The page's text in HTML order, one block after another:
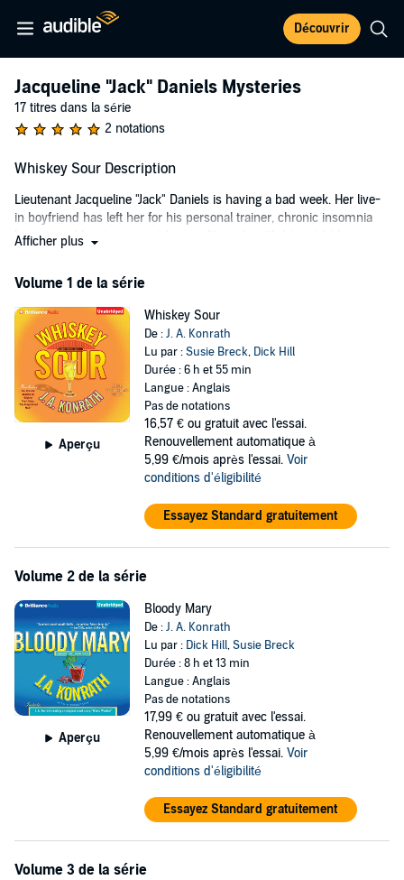
Découvrir
Jacqueline "Jack" Daniels Mysteries
17 titres dans la série
2 notations
Whiskey Sour Description
Lieutenant Jacqueline "Jack" Daniels is having a bad week. Her live-
in boyfriend has left her for his personal trainer, chronic insomnia
has caused her to max out her credit cards with late-night home
dating service, mixing it up with street thugs, and parrying the
advances of an uncouth PI, Jack and her binge-eating partner, Herb,
must catch the maniac before he kills again...and Jack is next on his
murder list.
Whiskey Souris the first book in the bestselling Jack Daniels series,
full of laugh-out-loud humor and edge-of-your-seat suspense.
©2005 J.A. Konrath; 2004 Brilliance Audio, Inc.
Afficher plus
Volume 1 de la série
Aperçu
Whiskey Sour
De :J. A. Konrath
Lu par :Susie Breck, Dick Hill
Durée : 6 h et 55 min
Langue : Anglais
Pas de notations
16,57 € ou gratuit avec l'essai.
Renouvellement automatique à
5,99 €/mois après l'essai. Voir
conditions d'éligibilité
Essayez Standard gratuitement
Volume 2 de la série
Aperçu
Bloody Mary
De :J. A. Konrath
Lu par : Dick Hill,Susie Breck
Durée : 8 h et 13 min
Langue : Anglais
Pas de notations
17,99 € ou gratuit avec l'essai.
Renouvellement automatique à
5,99 €/mois après l'essai. Voir
conditions d'éligibilité
Essayez Standard gratuitement
Volume 3 de la série